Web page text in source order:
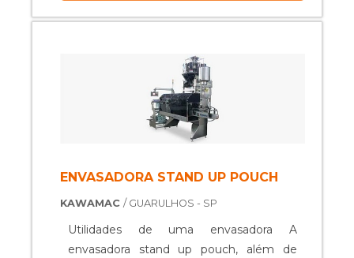
de custos com mão de obra, na
realizados na cadeia produtiva e...
ENVASADORA STAND UP POUCH
KAWAMAC / GUARULHOS - SP
Utilidades de uma envasadora A
envasadora stand up pouch, além de